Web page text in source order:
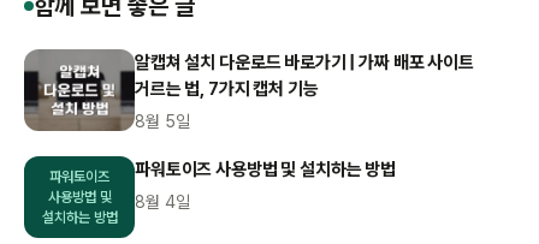
함께 보면 좋은 글
알캡쳐 설치 다운로드 바로가기 | 가짜 배포 사이트
거르는 법, 7가지 캡처 기능
8월 5일
파워토이즈
사용방법 및
설치하는 방법
파워토이즈 사용방법 및 설치하는 방법
8월 4일